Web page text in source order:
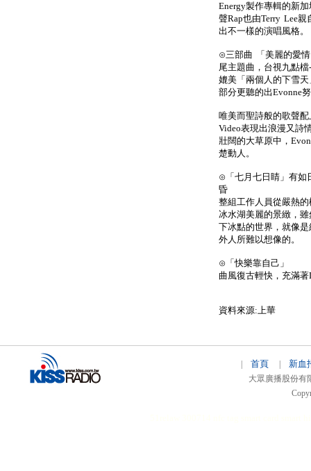
Energy製作專輯的新
聲Rap也由Terry Lee
出不一樣的演唱風格。
⊙三部曲 「美麗的愛
尾主題曲，台視九點
媲美「兩個人的下雪
部分更聽的出Evonne
唯美而聖詩般的歌聲
Video表現出浪漫又詩
壯闊的大草原中，
楚動人。
⊙「七月七日睛」有如
昏
整組工作人員從嚴熱
冰水湖美麗的景緻，
下冰點的世界，就像
外人所難以想像的。
⊙「快樂靠自己」
曲風復古輕快，充滿
資料來源:上華
首頁 新血
大眾廣播股份有